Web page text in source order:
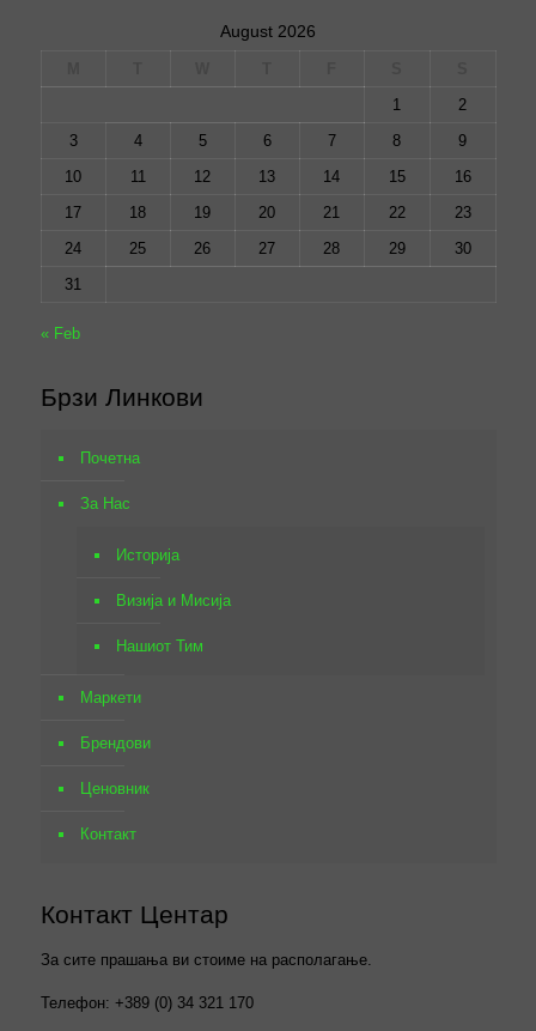
August 2026
1
2
3
4 5 6 7 8
9
10
11 12 13 14 15
16
17
18 19 20 21 22
23
24
25 26 27 28 29
30
31
« Feb
Брзи Линкови
Почетна
За Нас
Историја
Визија и Мисија
Нашиот Тим
Маркети
Брендови
Ценовник
Контакт
Контакт Центар
За сите прашања ви стоиме на располагање.
Телефон: +389 (0) 34 321 170